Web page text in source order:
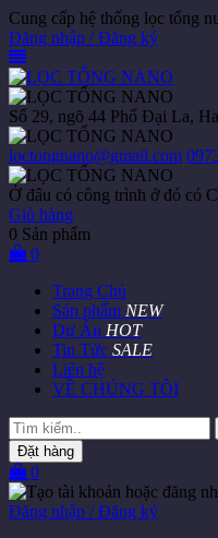
Cung cấp hệ thống lọc tổng
Đăng nhập / Đăng ký
Số 29, ngõ 44 Phố Đại La,
loctongnano@gmail.com
Ở đâu có công trình ở đó có
Giỏ hàng
0 Sản phẩm
0
Trang Chủ
Sản phẩm NEW
Dự Án HOT
Tin Tức SALE
Liên hệ
VỀ CHÚNG TÔI
Đặt hàng
0
Đăng nhập / Đăng ký